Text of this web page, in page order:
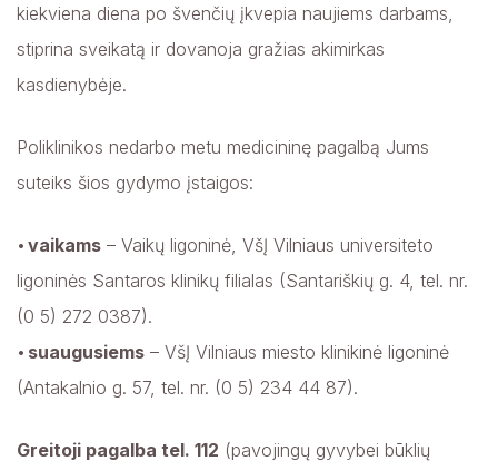
kiekviena diena po švenčių įkvepia naujiems darbams,
stiprina sveikatą ir dovanoja gražias akimirkas
kasdienybėje.
Poliklinikos nedarbo metu medicininę pagalbą Jums
suteiks šios gydymo įstaigos:
vaikams– Vaikų ligoninė, VšĮ Vilniaus universiteto
ligoninės Santaros klinikų filialas (Santariškių g. 4, tel. nr.
(0 5) 272 0387).
suaugusiems– VšĮ Vilniaus miesto klinikinė ligoninė
(Antakalnio g. 57, tel. nr. (0 5) 234 44 87).
Greitoji pagalba tel. 112 (pavojingų gyvybei būklių